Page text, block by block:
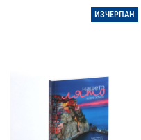
ИЗЧЕРПАН